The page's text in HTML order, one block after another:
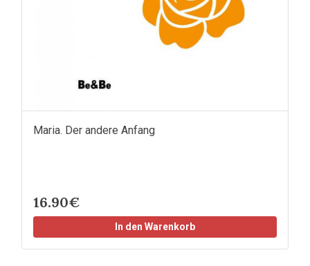
Maria. Der andere Anfang
16.90€
In den Warenkorb